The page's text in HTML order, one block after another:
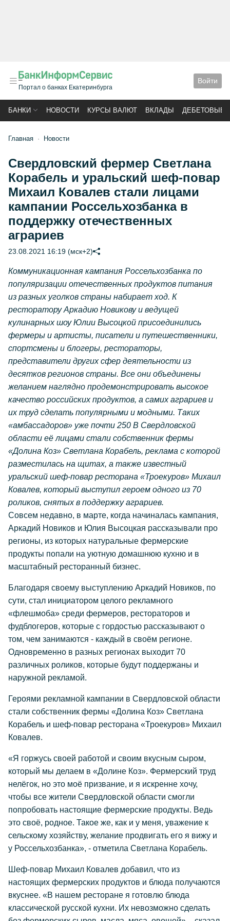
Портал о банках Екатеринбурга
Войти
БАНКИ НОВОСТИ КУРСЫ ВАЛЮТ ВКЛАДЫ ДЕБЕТОВЫЕ
Главная Новости
Свердловский фермер Светлана
Корабель и уральский шеф-повар
Михаил Ковалев стали лицами
кампании Россельхозбанка в
поддержку отечественных
аграриев
23.08.2021 16:19 (мск+2)
Коммуникационная кампания Россельхозбанка по
популяризации отечественных продуктов питания
из разных уголков страны набирает ход. К
ресторатору Аркадию Новикову и ведущей
кулинарных шоу Юлии Высоцкой присоединились
фермеры и артисты, писатели и путешественники,
спортсмены и блогеры, рестораторы,
представители других сфер деятельности из
десятков регионов страны. Все они объединены
желанием наглядно продемонстрировать высокое
качество российских продуктов, а самих аграриев и
их труд сделать популярными и модными. Таких
«амбассадоров» уже почти 250 В Свердловской
области её лицами стали собственник фермы
«Долина Коз» Светлана Корабель, реклама с которой
разместилась на щитах, а также известный
уральский шеф-повар ресторана «Троекуров» Михаил
Ковалев, который выступил героем одного из 70
роликов, снятых в поддержку аграриев.
Совсем недавно, в марте, когда начиналась кампания,
Аркадий Новиков и Юлия Высоцкая рассказывали про
регионы, из которых натуральные фермерские
продукты попали на уютную домашнюю кухню и в
масштабный ресторанный бизнес.
Благодаря своему выступлению Аркадий Новиков, по
сути, стал инициатором целого рекламного
«флешмоба» среди фермеров, рестораторов и
фудблогеров, которые с гордостью рассказывают о
том, чем занимаются - каждый в своём регионе.
Одновременно в разных регионах выходит 70
различных роликов, которые будут поддержаны и
наружной рекламой.
Героями рекламной кампании в Свердловской области
стали собственник фермы «Долина Коз» Светлана
Корабель и шеф-повар ресторана «Троекуров» Михаил
Ковалев.
«Я горжусь своей работой и своим вкусным сыром,
который мы делаем в «Долине Коз». Фермерский труд
нелёгок, но это моё призвание, и я искренне хочу,
чтобы все жители Свердловской области смогли
попробовать настоящие фермерские продукты. Ведь
это своё, родное. Такое же, как и у меня, уважение к
сельскому хозяйству, желание продвигать его я вижу и
у Россельхозбанка», - отметила Светлана Корабель.
Шеф-повар Михаил Ковалев добавил, что из
настоящих фермерских продуктов и блюда получаются
вкуснее. «В нашем ресторане я готовлю блюда
классической русской кухни. Их невозможно сделать